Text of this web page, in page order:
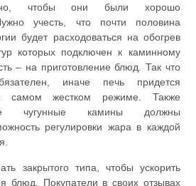
чтобы они были хорошо
учесть, что почти половина
будет расходоваться на обогрев
которых подключен к каминному
– на приготовление блюд. Так что
иначе печь придется
самом жестком режиме. Также
чугунные камины должны
регулировки жара в каждой
закрытого типа, чтобы ускорить
блюд. Покупатели в своих отзывах